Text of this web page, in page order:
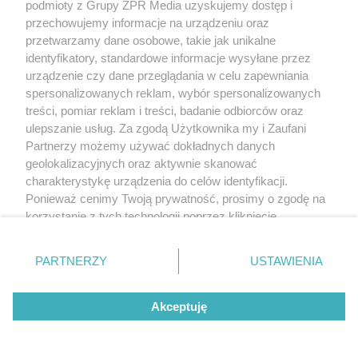
TEST OSOBOWOŚCI
Psychotest. Wybierz jeden kwiat i
sprawdź, jaki masz typ osobowości
podmioty z Grupy ZPR Media uzyskujemy dostęp i
przechowujemy informacje na urządzeniu oraz
przetwarzamy dane osobowe, takie jak unikalne
identyfikatory, standardowe informacje wysyłane przez
urządzenie czy dane przeglądania w celu zapewniania
spersonalizowanych reklam, wybór spersonalizowanych
treści, pomiar reklam i treści, badanie odbiorców oraz
ulepszanie usług. Za zgodą Użytkownika my i Zaufani
Partnerzy możemy używać dokładnych danych
geolokalizacyjnych oraz aktywnie skanować
charakterystykę urządzenia do celów identyfikacji.
Ponieważ cenimy Twoją prywatność, prosimy o zgodę na
korzystanie z tych technologii poprzez kliknięcie
zmienić/wycofać klikając przycisk ustawień prywatności
znajdujący się w lewym dolnym rogu strony
rodzaje przetwarzania danych nie wymagają zgody
użytkownika, ale masz prawo sprzeciwić się takiemu
przetwarzaniu. Preferencje będą miały zastosowanie tylko
PARTNERZY USTAWIENIA
Akceptuję